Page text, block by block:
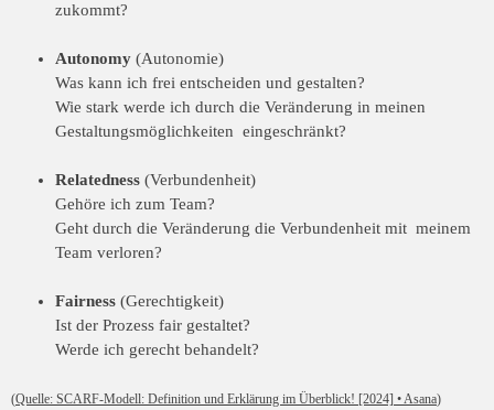
zukommt?
Autonomy (Autonomie)
Was kann ich frei entscheiden und gestalten?
Wie stark werde ich durch die Veränderung in meinen
Gestaltungsmöglichkeiten eingeschränkt?
Relatedness (Verbundenheit)
Gehöre ich zum Team?
Geht durch die Veränderung die Verbundenheit mit meinem
Team verloren?
Fairness (Gerechtigkeit)
Ist der Prozess fair gestaltet?
Werde ich gerecht behandelt?
(Quelle: SCARF-Modell: Definition und Erklärung im Überblick! [2024] • Asana)